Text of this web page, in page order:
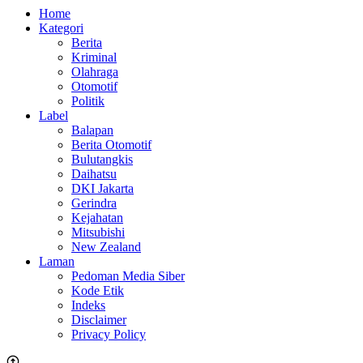
Home
Kategori
Berita
Kriminal
Olahraga
Otomotif
Politik
Label
Balapan
Berita Otomotif
Bulutangkis
Daihatsu
DKI Jakarta
Gerindra
Kejahatan
Mitsubishi
New Zealand
Laman
Pedoman Media Siber
Kode Etik
Indeks
Disclaimer
Privacy Policy